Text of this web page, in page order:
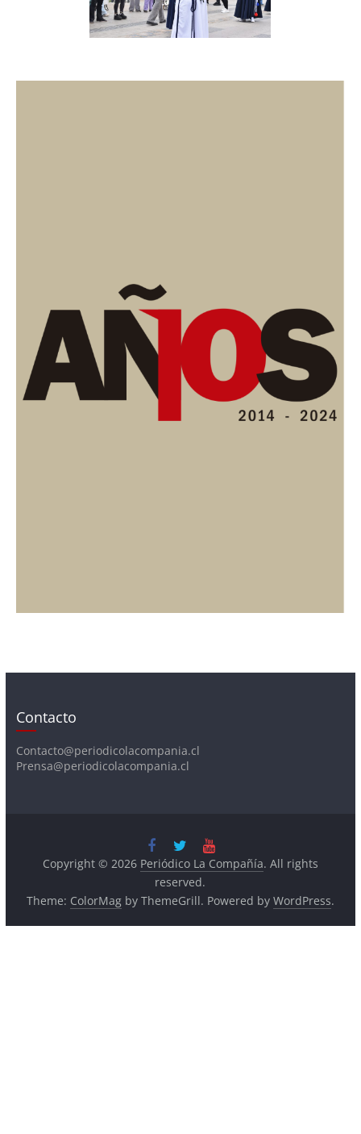
Contacto
Contacto@periodicolacompania.cl
Prensa@periodicolacompania.cl
Copyright © 2026 Periódico La Compañía
. All rights
reserved.
Theme:
ColorMag by ThemeGrill. Powered by WordPress